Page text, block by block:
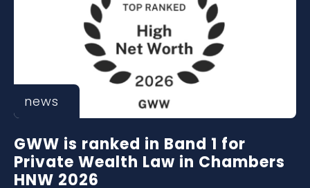
news
GWW is ranked in Band 1 for
Private Wealth Law in Chambers
HNW 2026